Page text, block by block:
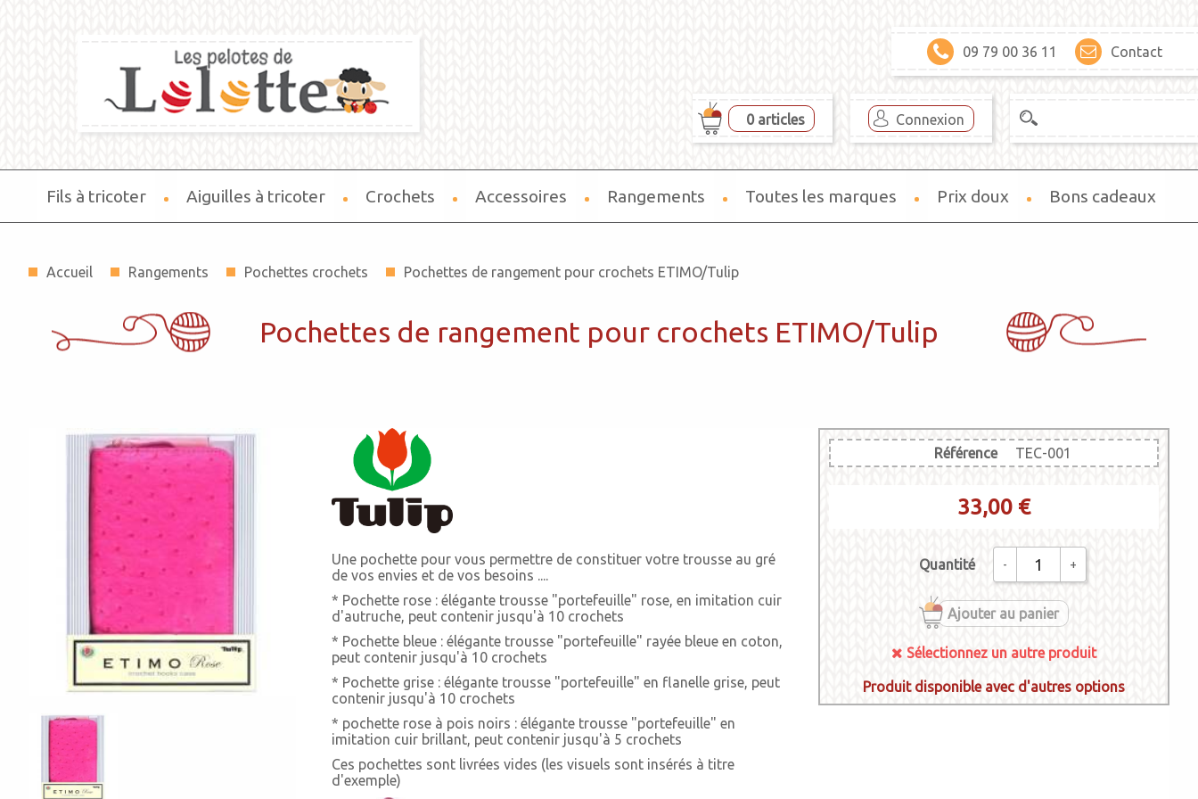
09 79 00 36 11 Contact
0 articles Connexion
Fils à tricoter Aiguilles à tricoter Crochets Accessoires Rangements Toutes les marques Prix doux Bons cadeaux
Accueil Rangements Pochettes crochets Pochettes de rangement pour crochets ETIMO/Tulip
Pochettes de rangement pour crochets ETIMO/Tulip
Une pochette pour vous permettre de constituer votre trousse au gré
de vos envies et de vos besoins ....
* Pochette rose : élégante trousse "portefeuille" rose, en imitation cuir
d'autruche, peut contenir jusqu'à 10 crochets
* Pochette bleue : élégante trousse "portefeuille" rayée bleue en coton,
peut contenir jusqu'à 10 crochets
* Pochette grise : élégante trousse "portefeuille" en flanelle grise, peut
contenir jusqu'à 10 crochets
* pochette rose à pois noirs : élégante trousse "portefeuille" en
imitation cuir brillant, peut contenir jusqu'à 5 crochets
Ces pochettes sont livrées vides (les visuels sont insérés à titre
d'exemple)
Référence TEC-001
33,00 €
Quantité - +
Ajouter au panier
Sélectionnez un autre produit
Produit disponible avec d'autres options